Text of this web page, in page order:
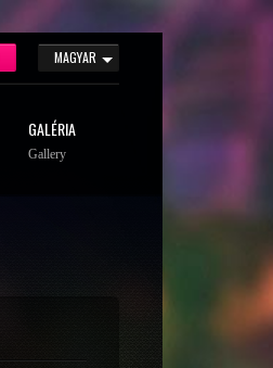
MAGYAR
GALÉRIA
Gallery